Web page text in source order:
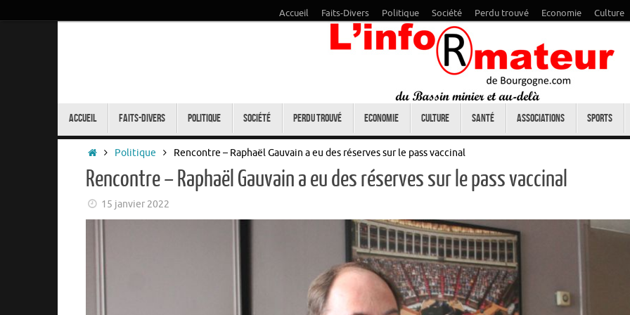
Accueil Faits-Divers Politique Société Perdu trouvé Economie Culture
Accueil Faits-Divers Politique Société Perdu trouvé Economie Culture Santé Associations Sports
Accueil
Politique Rencontre – Raphaël Gauvain a eu des réserves sur le pass vaccinal
Rencontre – Raphaël Gauvain a eu des réserves sur le pass vaccinal
15 janvier 2022